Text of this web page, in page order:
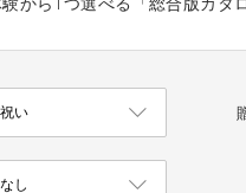
から1つ選べる「総合版カタ